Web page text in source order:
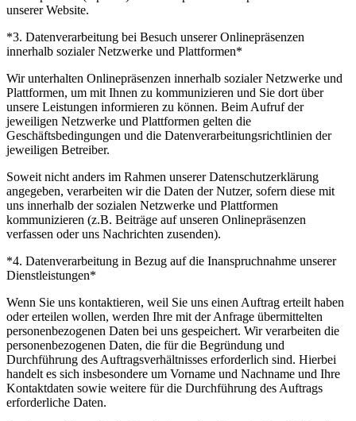
unserer Website.
*3. Datenverarbeitung bei Besuch unserer Onlinepräsenzen
innerhalb sozialer Netzwerke und Plattformen*
Wir unterhalten Onlinepräsenzen innerhalb sozialer Netzwerke und
Plattformen, um mit Ihnen zu kommunizieren und Sie dort über
unsere Leistungen informieren zu können. Beim Aufruf der
jeweiligen Netzwerke und Plattformen gelten die
Geschäftsbedingungen und die Datenverarbeitungsrichtlinien der
jeweiligen Betreiber.
Soweit nicht anders im Rahmen unserer Datenschutzerklärung
angegeben, verarbeiten wir die Daten der Nutzer, sofern diese mit
uns innerhalb der sozialen Netzwerke und Plattformen
kommunizieren (z.B. Beiträge auf unseren Onlinepräsenzen
verfassen oder uns Nachrichten zusenden).
*4. Datenverarbeitung in Bezug auf die Inanspruchnahme unserer
Dienstleistungen*
Wenn Sie uns kontaktieren, weil Sie uns einen Auftrag erteilt haben
oder erteilen wollen, werden Ihre mit der Anfrage übermittelten
personenbezogenen Daten bei uns gespeichert. Wir verarbeiten die
personenbezogenen Daten, die für die Begründung und
Durchführung des Auftragsverhältnisses erforderlich sind. Hierbei
handelt es sich insbesondere um Vorname und Nachname und Ihre
Kontaktdaten sowie weitere für die Durchführung des Auftrags
erforderliche Daten.